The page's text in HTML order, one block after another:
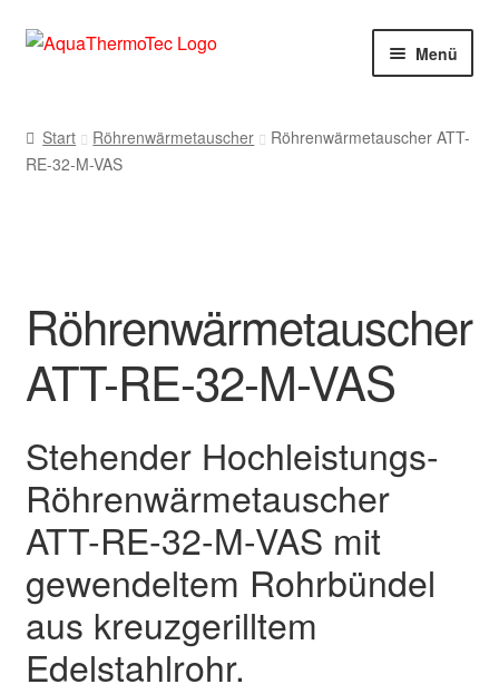
Zur
Zum
Menü
AGB
Cookie-Richtlinie
Datenschutzerklärung
Impressum
Kasse
Über uns
Warenkorb
Start Röhrenwärmetauscher
Röhrenwärmetauscher ATT-
RE-32-M-VAS
Röhrenwärmetauscher
ATT-RE-32-M-VAS
Stehender Hochleistungs-
Röhrenwärmetauscher
ATT-RE-32-M-VAS mit
gewendeltem Rohrbündel
aus kreuzgerilltem
Edelstahlrohr.